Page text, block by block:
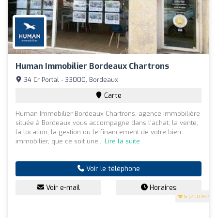
Human Immobilier Bordeaux Chartrons
5 (200 avis)
34 Cr Portal - 33000, Bordeaux
Carte
Human Immobilier Bordeaux Chartrons, agence immobilière
située à Bordeaux vous accompagne dans l'achat, la vente,
la location, la gestion ou le financement de votre bien
immobilier, que ce soit une... Lire la suite
Voir le téléphone
Voir e-mail Horaires